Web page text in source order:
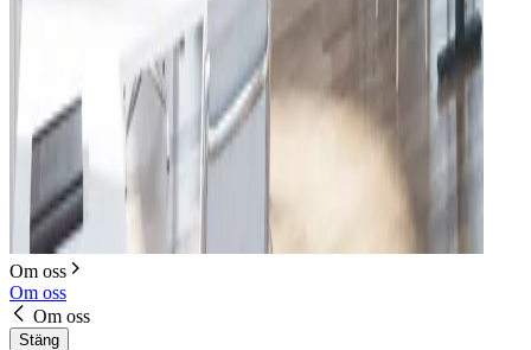
Om oss
Om oss
Om oss
Stäng